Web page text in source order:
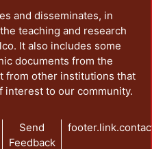
and disseminates, in
teaching and research
It also includes some
documents from the
from other institutions that
interest to our community.
Send
Feedback